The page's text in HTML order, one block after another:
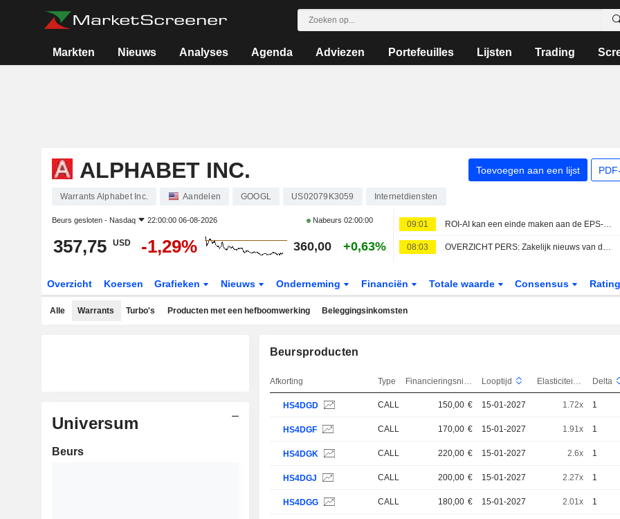
Markten Nieuws Analyses Agenda Adviezen Portefeuilles Lijsten Trading
ALPHABET INC. Toevoegen aan een lijst
Warrants Alphabet Inc. Aandelen GOOGL US02079K3059 Internetdiensten
Beurs gesloten - Nasdaq 22:00:00 06-08-2026 Nabeurs 02:00:00
357,75 USD -1,29% 360,00 +0,63%
09:01 ROI-AI kan een einde maken aan de EPS-obsessie van Wall Street: Marty Fridson
08:03 OVERZICHT PERS: Zakelijk nieuws van de New York Times - 7 augustus
Overzicht Koersen Grafieken Nieuws Onderneming Financiën Totale waarde Consensus
Alle Warrants Turbo's Producten met een hefboomwerking Beleggingsinkomsten
Universum
Beurs
Beursproducten
Afkorting Type Financieringsniveau Looptijd Elasticiteit Delta
HS4DGD CALL 150,00 € 15-01-2027 1.72x 1
HS4DGF CALL 170,00 € 15-01-2027 1.91x 1
HS4DGK CALL 220,00 € 15-01-2027 2.6x 1
HS4DGJ CALL 200,00 € 15-01-2027 2.27x 1
HS4DGG CALL 180,00 € 15-01-2027 2.01x 1